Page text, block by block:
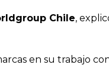
Chile,
en su trabajo